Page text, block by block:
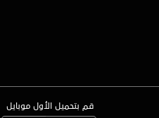
قم بتحميل الأول موبايل